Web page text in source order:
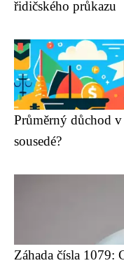
řidičského průkazu
Průměrný důchod
sousedé?
Záhada čísla 1079: